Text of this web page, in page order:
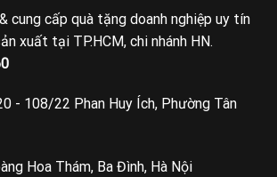
cung cấp quà tặng doanh nghiệp uy tín
xuất tại TP.HCM, chi nhánh HN.
- 108/22 Phan Huy Ích, Phường Tân
Hoa Thám, Ba Đình, Hà Nội